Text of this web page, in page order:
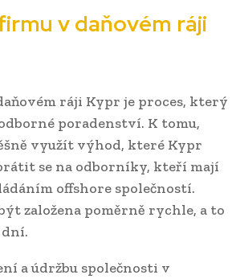
v daňovém ráji
ráji Kypr je proces, který
poradenství. K tomu,
využít výhod, které Kypr
se na odborníky, kteří mají
offshore společností.
založena poměrně rychle, a to
a údržbu společnosti v